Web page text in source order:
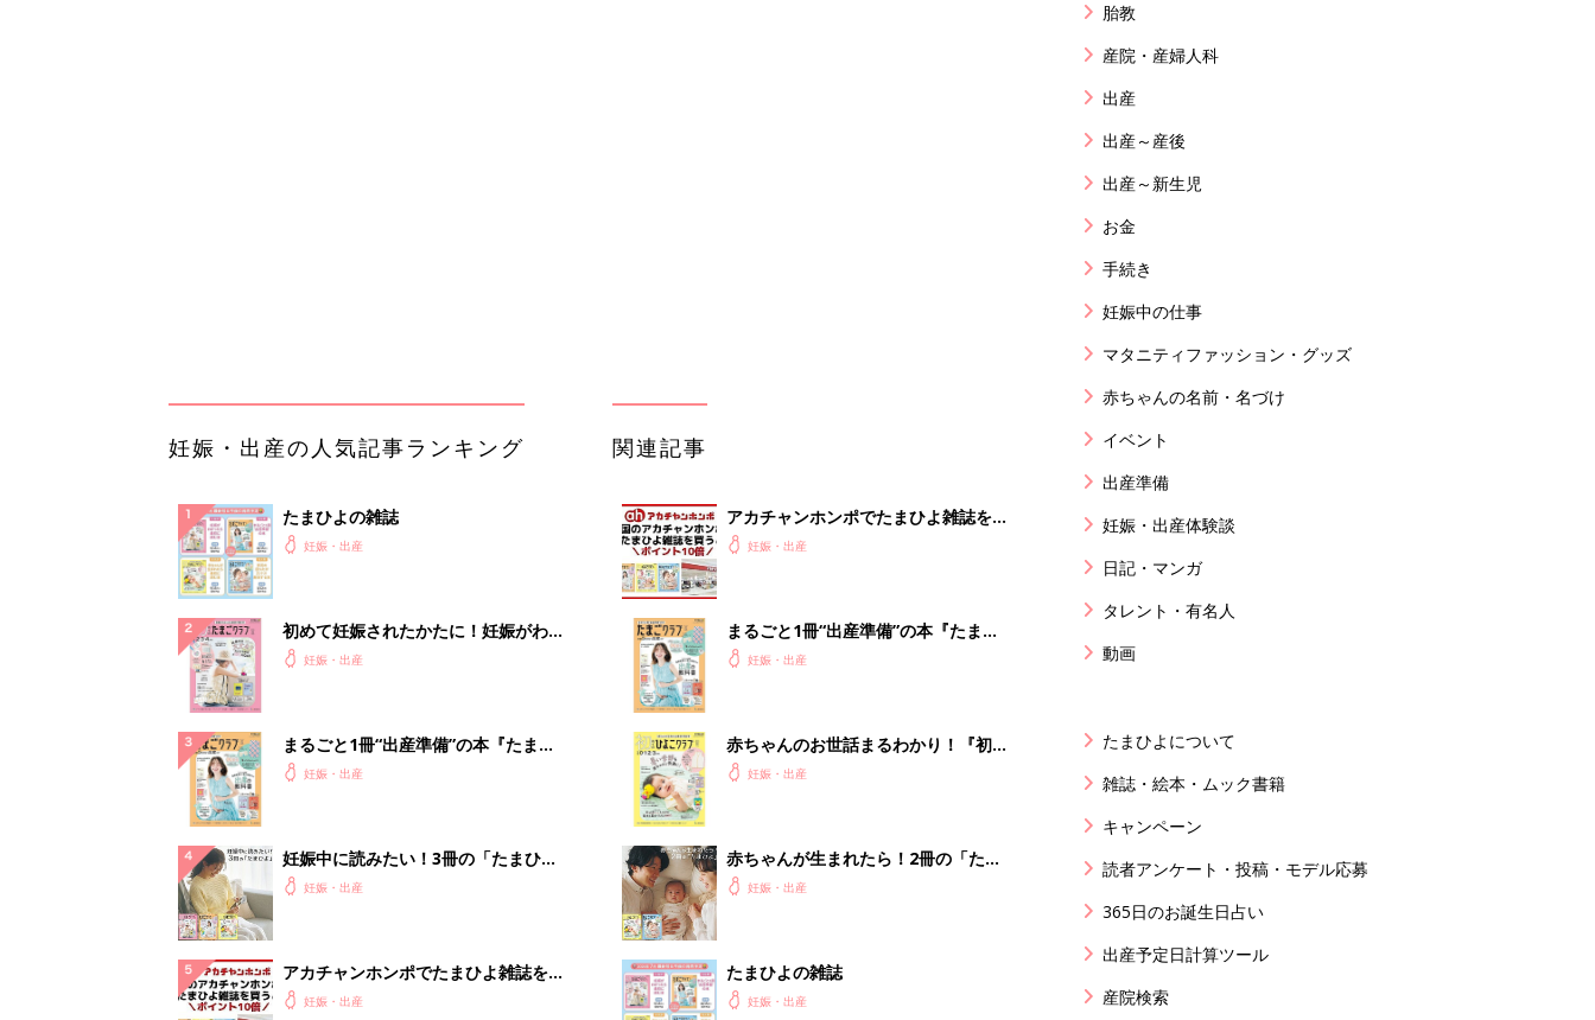
夫婦で予習する 出産の教科書
妊娠中に読みたい！3冊の「たまひ
0％OFF以上が続々登場！Amazonの
本気が...
PR（Amazon）
ランキングをもっと見る
だけのAI議事録
PR（カイタヨ）
妊娠・出産の人気テーマ
胎教
産院・産婦人科
出産
出産～産後
出産～新生児
お金
手続き
妊娠中の仕事
マタニティファッション・グッズ
赤ちゃんの名前・名づけ
イベント
出産準備
妊娠・出産体験談
日記・マンガ
タレント・有名人
動画
たまひよについて
雑誌・絵本・ムック書籍
キャンペーン
読者アンケート・投稿・モデル応募
365日のお誕生日占い
出産予定日計算ツール
産院検索